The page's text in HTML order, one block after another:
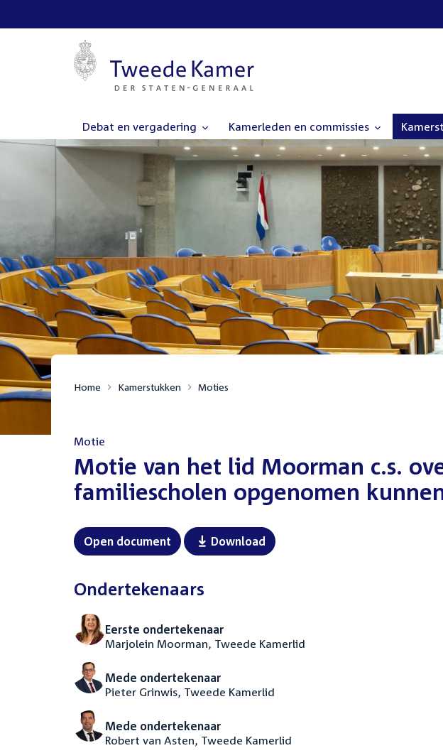
Debat en vergadering Kamerleden en commissies
Home Kamerstukken Moties
Motie
:Motie van het lid Moorman c.s.
familiescholen opgenomen
Open document Download
Ondertekenaars
Eerste ondertekenaar
Marjolein Moorman, Tweede Kamerlid
Mede ondertekenaar
Pieter Grinwis, Tweede Kamerlid
Mede ondertekenaar
Robert van Asten, Tweede Kamerlid